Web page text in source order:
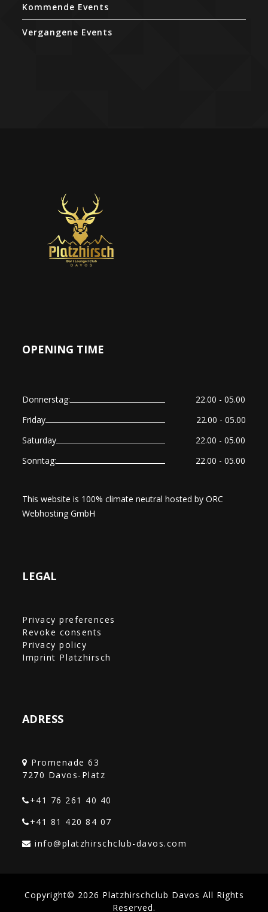
Kommende Events
Vergangene Events
OPENING TIME
Donnerstag:
22.00 - 05.00
Friday
22.00 - 05.00
Saturday
22.00 - 05.00
Sonntag:
22.00 - 05.00
This website is 100% climate neutral hosted byORC
Webhosting GmbH
LEGAL
Privacy preferences
Revoke consents
Privacy policy
Imprint Platzhirsch
ADRESS
Promenade 63
+41 76 261 40 40‎
+41 81 420 84 07
Copyright© 2026 Platzhirschclub Davos All Rights
Reserved.